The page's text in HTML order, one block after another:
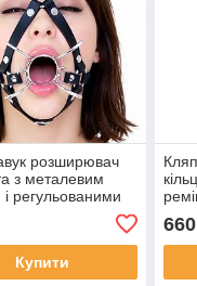
розширювач
з металевим
і регульованими
Купити
660